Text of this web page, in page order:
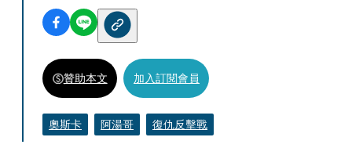
贊助本文 加入訂閱會員
奧斯卡 阿湯哥 復仇反擊戰